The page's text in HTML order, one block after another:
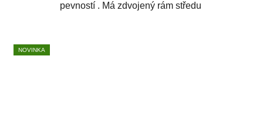
pevností . Má zdvojený rám středu
NOVINKA